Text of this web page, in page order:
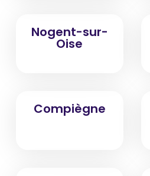
Nogent-sur-
Oise
Compiègne